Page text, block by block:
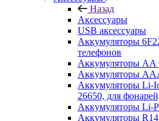
Назад
Аксессуары
USB аксессуары
Аккумуляторы
телефонов
Аккумуляторы AA
Аккумуляторы
Аккумуляторы Li-
26650, для
Аккумуляторы Li-
Аккумуляторы R14